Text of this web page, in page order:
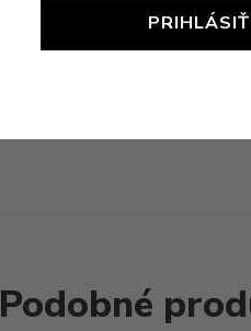
Podobné